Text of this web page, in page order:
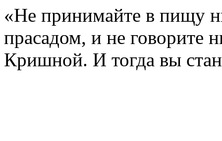
«Не принимайте в пищу
прасадом, и не говорите
Кришной. И тогда вы